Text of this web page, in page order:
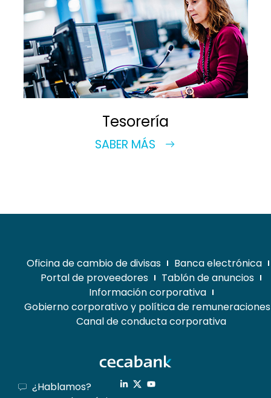
Tesorería
SABER MÁS
Oficina de cambio de divisas
Banca electrónica
Portal de proveedores
Tablón de anuncios
Información corporativa
Gobierno corporativo y política de remuneraciones
Canal de conducta corporativa
¿Hablamos?